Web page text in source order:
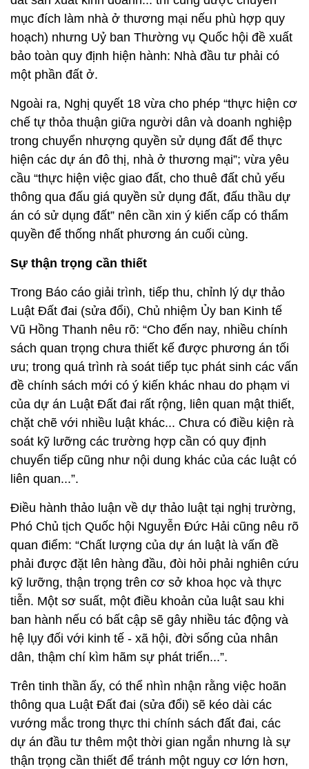
mục đích làm nhà ở thương mại nếu phù hợp quy
hoạch) nhưng Uỷ ban Thường vụ Quốc hội đề xuất
bảo toàn quy định hiện hành: Nhà đầu tư phải có
một phần đất ở.
Ngoài ra, Nghị quyết 18 vừa cho phép “thực hiện cơ
chế tự thỏa thuận giữa người dân và doanh nghiệp
trong chuyển nhượng quyền sử dụng đất để thực
hiện các dự án đô thị, nhà ở thương mại”; vừa yêu
cầu “thực hiện việc giao đất, cho thuê đất chủ yếu
thông qua đấu giá quyền sử dụng đất, đấu thầu dự
án có sử dụng đất” nên cần xin ý kiến cấp có thẩm
quyền để thống nhất phương án cuối cùng.
Sự thận trọng cần thiết
Trong Báo cáo giải trình, tiếp thu, chỉnh lý dự thảo
Luật Đất đai (sửa đổi), Chủ nhiệm Ủy ban Kinh tế
Vũ Hồng Thanh nêu rõ: “Cho đến nay, nhiều chính
sách quan trọng chưa thiết kế được phương án tối
ưu; trong quá trình rà soát tiếp tục phát sinh các vấn
đề chính sách mới có ý kiến khác nhau do phạm vi
của dự án Luật Đất đai rất rộng, liên quan mật thiết,
chặt chẽ với nhiều luật khác... Chưa có điều kiện rà
soát kỹ lưỡng các trường hợp cần có quy định
chuyển tiếp cũng như nội dung khác của các luật có
liên quan...”.
Điều hành thảo luận về dự thảo luật tại nghị trường,
Phó Chủ tịch Quốc hội Nguyễn Đức Hải cũng nêu rõ
quan điểm: “Chất lượng của dự án luật là vấn đề
phải được đặt lên hàng đầu, đòi hỏi phải nghiên cứu
kỹ lưỡng, thận trọng trên cơ sở khoa học và thực
tiễn. Một sơ suất, một điều khoản của luật sau khi
ban hành nếu có bất cập sẽ gây nhiều tác động và
hệ lụy đối với kinh tế - xã hội, đời sống của nhân
dân, thậm chí kìm hãm sự phát triển...”.
Trên tinh thần ấy, có thể nhìn nhận rằng việc hoãn
thông qua Luật Đất đai (sửa đổi) sẽ kéo dài các
vướng mắc trong thực thi chính sách đất đai, các
dự án đầu tư thêm một thời gian ngắn nhưng là sự
thận trọng cần thiết để tránh một nguy cơ lớn hơn,